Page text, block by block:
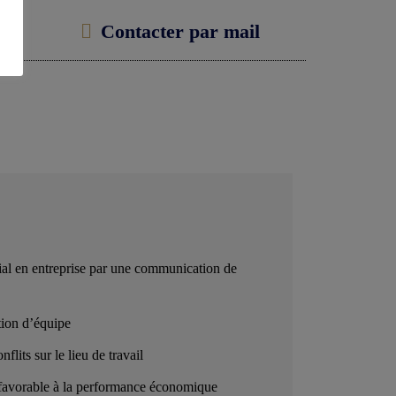
Contacter par mail
en entreprise par une communication de
d’équipe
sur le lieu de travail
à la performance économique